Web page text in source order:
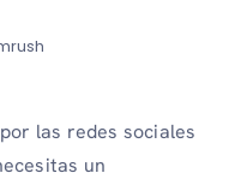
las redes sociales
un